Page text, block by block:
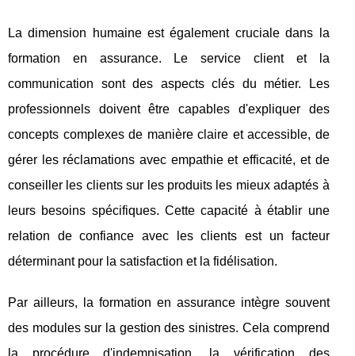
La dimension humaine est également cruciale dans la
formation en assurance. Le service client et la
communication sont des aspects clés du métier. Les
professionnels doivent être capables d'expliquer des
concepts complexes de manière claire et accessible, de
gérer les réclamations avec empathie et efficacité, et de
conseiller les clients sur les produits les mieux adaptés à
leurs besoins spécifiques. Cette capacité à établir une
relation de confiance avec les clients est un facteur
déterminant pour la satisfaction et la fidélisation.
Par ailleurs, la formation en assurance intègre souvent
des modules sur la gestion des sinistres. Cela comprend
la procédure d'indemnisation, la vérification des